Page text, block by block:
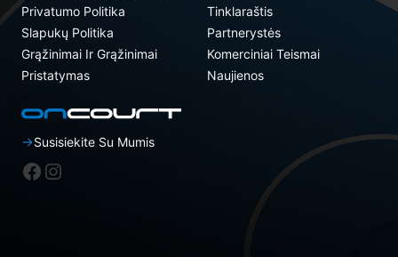
Privatumo Politika
Slapukų Politika
Grąžinimai Ir Grąžinimai
Pristatymas
Tinklaraštis
Partnerystės
Komerciniai Teismai
Naujienos
Susisiekite Su Mumis
„Facebook“
Instagram